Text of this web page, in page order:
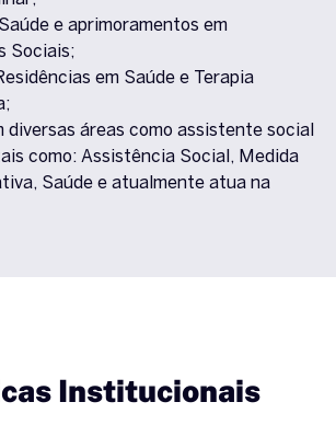
e aprimoramentos em
Sociais;
em Saúde e Terapia
diversas áreas como assistente social
como: Assistência Social, Medida
Saúde e atualmente atua na
Institucionais